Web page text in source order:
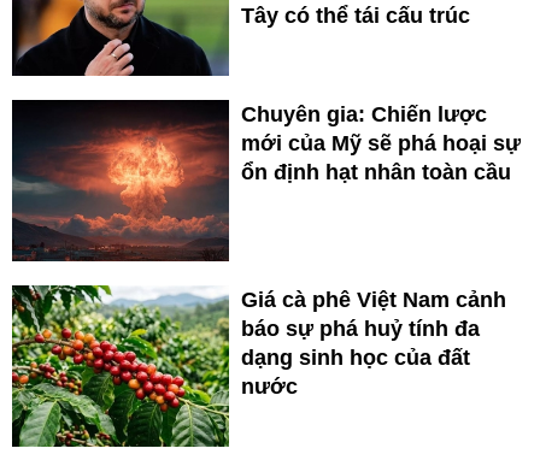
Tây có thể tái cấu trúc
Chuyên gia: Chiến lược
mới của Mỹ sẽ phá hoại sự
ổn định hạt nhân toàn cầu
Giá cà phê Việt Nam cảnh
báo sự phá huỷ tính đa
dạng sinh học của đất
nước